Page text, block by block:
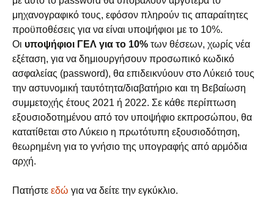
μηχανογραφικό τους, εφόσον πληρούν τις απαραίτητες
προϋποθέσεις για να είναι υποψήφιοι με το 10%.
Οι υποψήφιοι ΓΕΛ για το 10% των θέσεων, χωρίς νέα
εξέταση, για να δημιουργήσουν προσωπικό κωδικό
ασφαλείας (password), θα επιδεικνύουν στο Λύκειό τους
την αστυνομική ταυτότητα/διαβατήριο και τη Βεβαίωση
συμμετοχής έτους 2021 ή 2022. Σε κάθε περίπτωση
εξουσιοδοτημένου από τον υποψήφιο εκπροσώπου, θα
κατατίθεται στο Λύκειο η πρωτότυπη εξουσιοδότηση,
θεωρημένη για το γνήσιο της υπογραφής από αρμόδια
αρχή.
Πατήστε εδώ για να δείτε την εγκύκλιο.